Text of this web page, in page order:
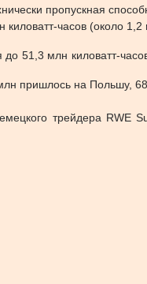
пропускная
часов (около
51,3 млн киловатт-
пришлось на Польшу,
трейдера RWE